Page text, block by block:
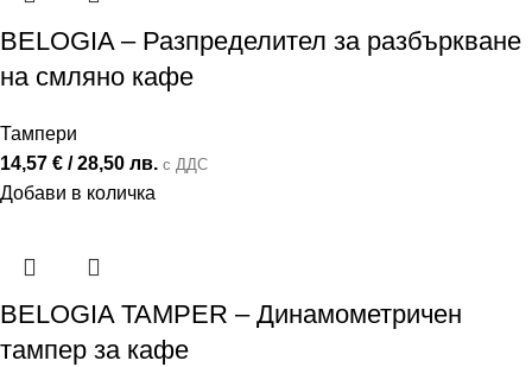
BELOGIA – Разпределител за разбъркване
на смляно кафе
Тампери
14,57 € / 28,50 лв. с ДДС
Добави в количка
BELOGIA TAMPER – Динамометричен
тампер за кафе